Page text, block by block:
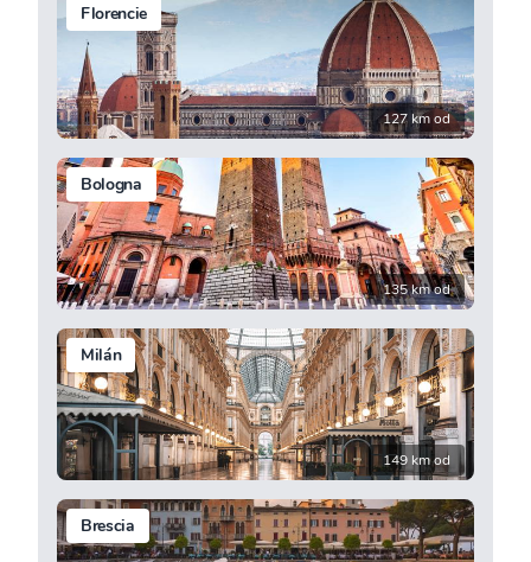
Florencie
127 km od
Bologna
135 km od
Milán
149 km od
Brescia